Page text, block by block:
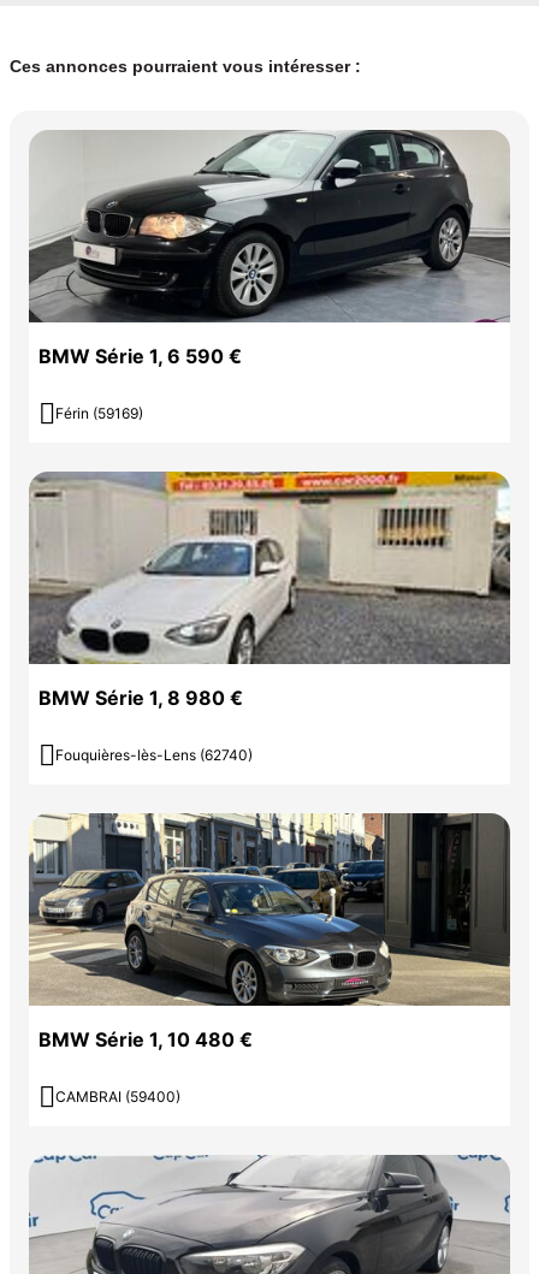
Ces annonces pourraient vous intéresser :
BMW Série 1, 6 590 €
 Férin (59169)
BMW Série 1, 8 980 €
 Fouquières-lès-Lens (62740)
BMW Série 1, 10 480 €
 CAMBRAI (59400)